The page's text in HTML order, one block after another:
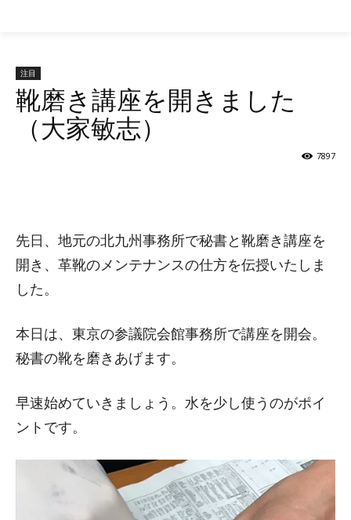
注目
靴磨き講座を開きました
（大家敏志）
7897
先日、地元の北九州事務所で秘書と靴磨き講座を
開き、革靴のメンテナンスの仕方を伝授いたしま
した。
本日は、東京の参議院会館事務所で講座を開会。
秘書の靴を磨きあげます。
早速始めていきましょう。水を少し使うのがポイ
ントです。